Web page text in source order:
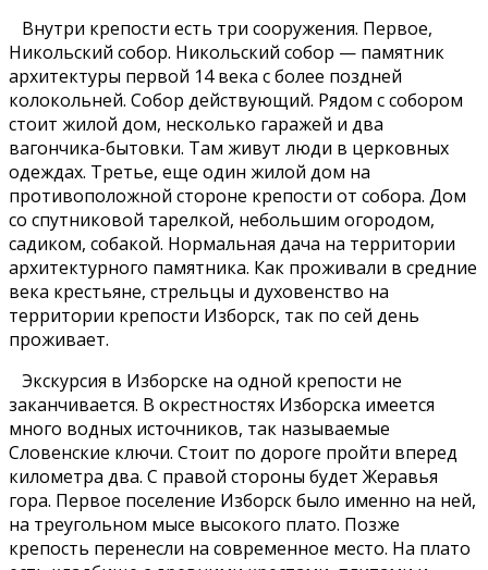
Внутри крепости есть три сооружения. Первое,
Никольский собор. Никольский собор — памятник
архитектуры первой 14 века с более поздней
колокольней. Собор действующий. Рядом с собором
стоит жилой дом, несколько гаражей и два
вагончика-бытовки. Там живут люди в церковных
одеждах. Третье, еще один жилой дом на
противоположной стороне крепости от собора. Дом
со спутниковой тарелкой, небольшим огородом,
садиком, собакой. Нормальная дача на территории
архитектурного памятника. Как проживали в средние
века крестьяне, стрельцы и духовенство на
территории крепости Изборск, так по сей день
проживает.
Экскурсия в Изборске на одной крепости не
заканчивается. В окрестностях Изборска имеется
много водных источников, так называемые
Словенские ключи. Стоит по дороге пройти вперед
километра два. С правой стороны будет Жеравья
гора. Первое поселение Изборск было именно на ней,
на треугольном мысе высокого плато. Позже
крепость перенесли на современное место. На плато